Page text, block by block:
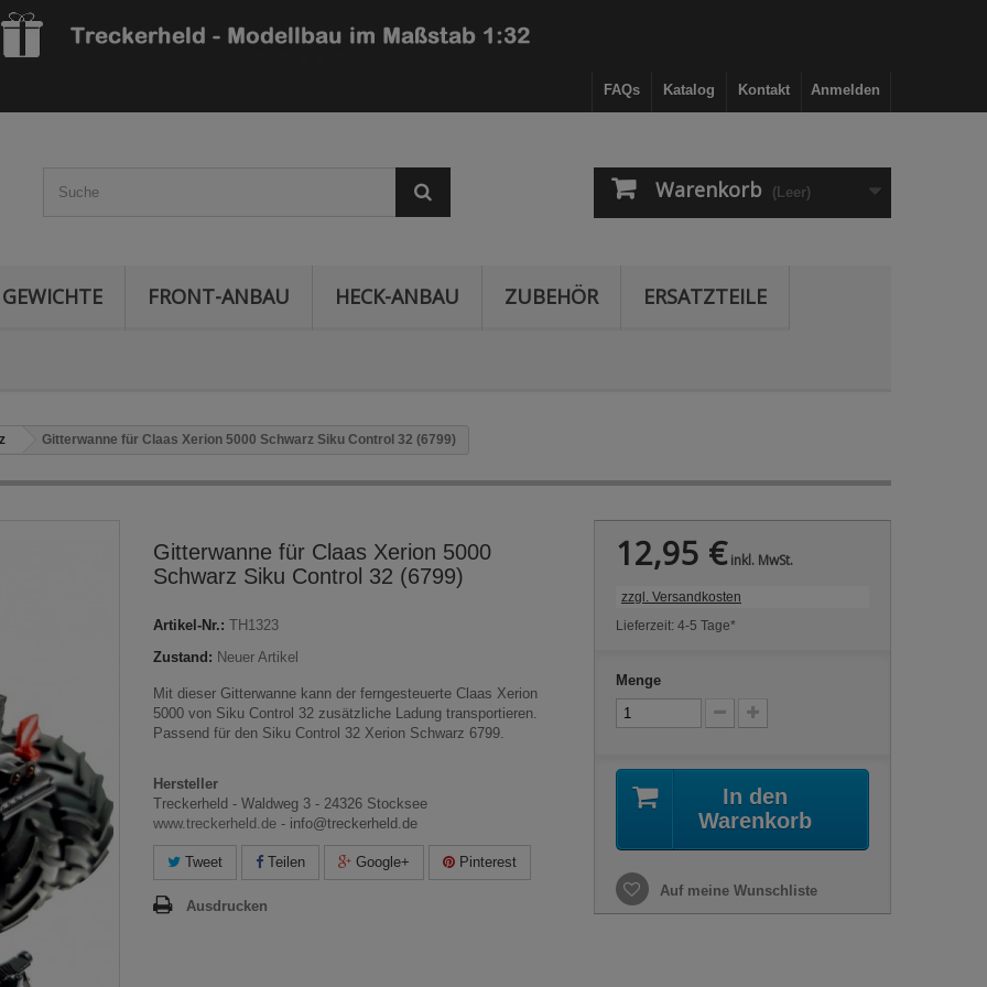
Anmelden
Kontakt
Katalog
FAQs
Warenkorb (Leer)
GEWICHTE FRONT-ANBAU HECK-ANBAU ZUBEHÖR ERSATZTEILE
Gitterwanne für Claas Xerion 5000 Schwarz Siku Control 32 (6799)
Gitterwanne für Claas Xerion 5000
Schwarz Siku Control 32 (6799)
Artikel-Nr.: TH1323
Zustand: Neuer Artikel
Mit dieser Gitterwanne kann der ferngesteuerte Claas Xerion
5000 von Siku Control 32 zusätzliche Ladung transportieren.
Passend für den Siku Control 32 Xerion Schwarz 6799.
Hersteller
Treckerheld - Waldweg 3 - 24326 Stocksee
www.treckerheld.de - info@treckerheld.de
Tweet Teilen Google+ Pinterest
Ausdrucken
12,95 €inkl. MwSt.
zzgl. Versandkosten
Lieferzeit: 4-5 Tage*
Menge
In den
Warenkorb
Auf meine Wunschliste